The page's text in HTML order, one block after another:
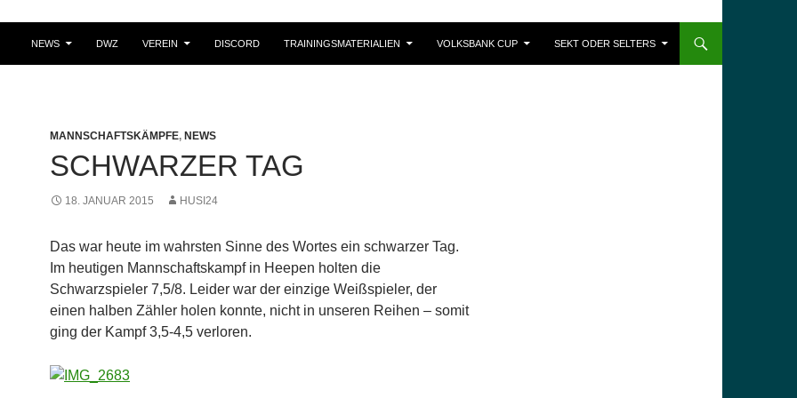
NEWS DWZ VEREIN DISCORD TRAININGSMATERIALIEN VOLKSBANK CUP SEKT ODER SELTERS
MANNSCHAFTSKÄMPFE, NEWS
SCHWARZER TAG
18. JANUAR 2015 HUSI24
Das war heute im wahrsten Sinne des Wortes ein schwarzer Tag.
Im heutigen Mannschaftskampf in Heepen holten die
Schwarzspieler 7,5/8. Leider war der einzige Weißspieler, der
einen halben Zähler holen konnte, nicht in unseren Reihen – somit
ging der Kampf 3,5-4,5 verloren.